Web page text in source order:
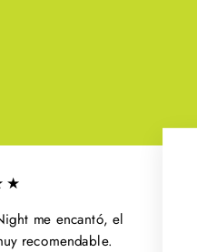
me encantó, el
recomendable.